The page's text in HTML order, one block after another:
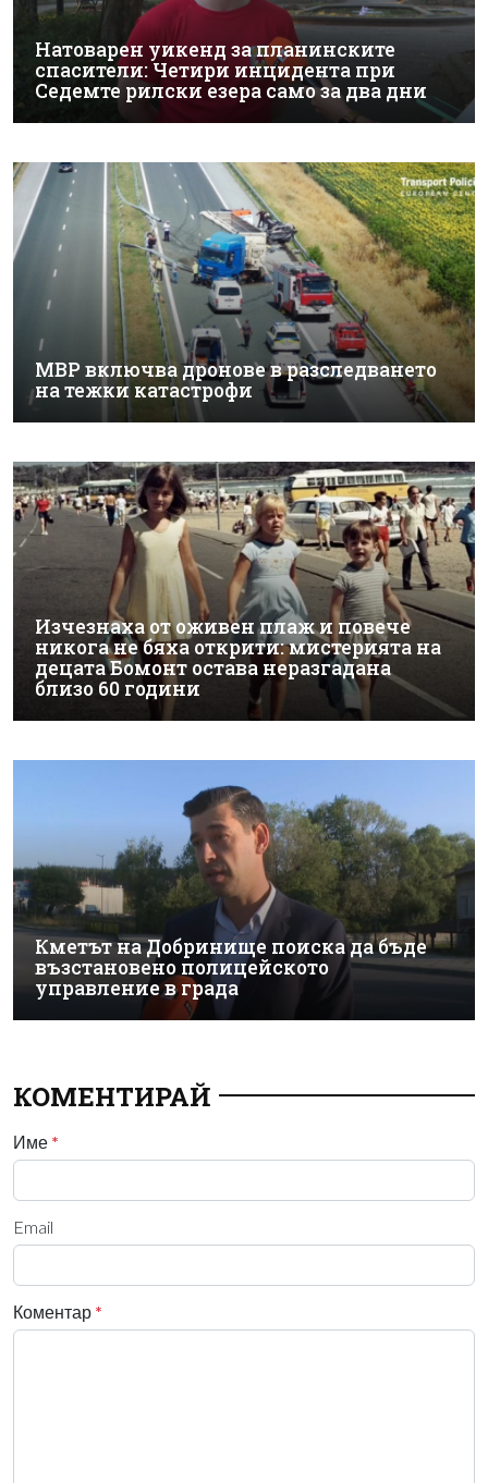
Натоварен уикенд за планинските
спасители: Четири инцидента при
Седемте рилски езера само за два дни
МВР включва дронове в разследването
на тежки катастрофи
Изчезнаха от оживен плаж и повече
никога не бяха открити: мистерията на
децата Бомонт остава неразгадана
близо 60 години
Кметът на Добринище поиска да бъде
възстановено полицейското
управление в града
КОМЕНТИРАЙ
Име *
Email
Коментар *